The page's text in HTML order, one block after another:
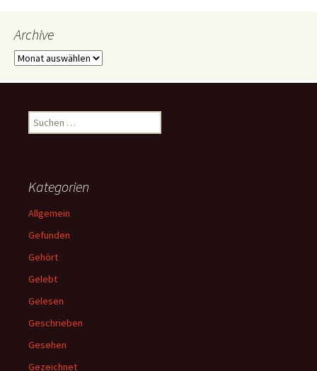
Archive
Archive
Suchen
nach:
Kategorien
Allgemein
Gefunden
Gehört
Gelebt
Gelesen
Geschrieben
Gesehen
Gezeichnet